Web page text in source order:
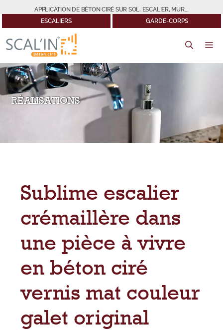
au
contenu
APPLICATION DE BÉTON CIRÉ SUR SOL, ESCALIER, MUR...
ESCALIERS
GARDE-CORPS
RÉALISATIONS
Sublime escalier
crémaillère dans
une pièce à vivre
en béton ciré
vernis mat couleur
galet original